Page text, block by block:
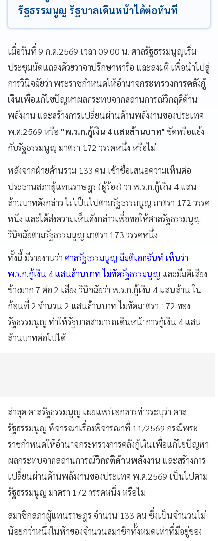
รัฐธรรมนูญ รัฐบาลเดินหน้าได้ต่อทันที
เมื่อวันที่ 9 ก.ค.2569 เวลา 09.00 น. ศาลรัฐธรรมนูญเริ่ม
ประชุมนัดแถลงด้วยวาจาปรึกษาหารือ และลงมติ เพื่อนำไปสู่
การวินิจฉัยว่า พระราชกำหนดให้อำนาจกระทรวงการคลังกู้
เงินเพื่อแก้ไขปัญหาผลกระทบจากสถานการณ์วิกฤติด้าน
พลังงาน และสร้างการเปลี่ยนผ่านด้านพลังงานของประเทศ
พ.ศ.2569 หรือ "พ.ร.ก.กู้เงิน 4 แสนล้านบาท" ขัดหรือแย้ง
กับรัฐธรรมนูญ มาตรา 172 วรรคหนึ่ง หรือไม่
หลังจากฝ่ายค้านรวม 133 คน เข้าชื่อเสนอความเห็นต่อ
ประธานสภาผู้แทนราษฎร (ผู้ร้อง) ว่า พ.ร.ก.กู้เงิน 4 แสน
ล้านบาทดังกล่าว ไม่เป็นไปตามรัฐธรรมนูญ มาตรา 172 วรรค
หนึ่ง และได้ส่งความเห็นดังกล่าวเพื่อขอให้ศาลรัฐธรรมนูญ
วินิจฉัยตามรัฐธรรมนูญ มาตรา 173 วรรคหนึ่ง
ทั้งนี้ มีรายงานว่า ศาลรัฐธรรมนูญ มีมติเอกฉันท์ เห็นว่า
พ.ร.ก.กู้เงิน 4 แสนล้านบาท ไม่ขัดรัฐธรรมนูญ และมีมติเสียง
ข้างมาก 7 ต่อ 2 เสียง วินิจฉัยว่า พ.ร.ก.กู้เงิน 4 แสนล้าน ใน
ก้อนที่ 2 จำนวน 2 แสนล้านบาท ไม่ขัดมาตรา 172 ของ
รัฐธรรมนูญ ทำให้รัฐบาลสามารถเดินหน้าการกู้เงิน 4 แสน
ล้านบาทต่อไปได้
ล่าสุด ศาลรัฐธรรมนูญ เผยแพร่เอกสารข่าวระบุว่า ศาล
รัฐธรรมนูญ พิจารณาเรื่องพิจารณาที่ 11/2569 กรณีพระ
ราชกำหนดให้อำนาจกระทรวงการคลังกู้เงินเพื่อแก้ไขปัญหา
ผลกระทบจากสถานการณ์วิกฤติด้านพลังงาน และสร้างการ
เปลี่ยนผ่านด้านพลังงานของประเทศ พ.ศ.2569 เป็นไปตาม
รัฐธรรมนูญ มาตรา 172 วรรคหนึ่ง หรือไม่
สมาชิกสภาผู้แทนราษฎร จำนวน 133 คน ซึ่งเป็นจำนวนไม่
น้อยกว่าหนึ่งในห้าของจำนวนสมาชิกทั้งหมดเท่าที่มีอยู่ของ